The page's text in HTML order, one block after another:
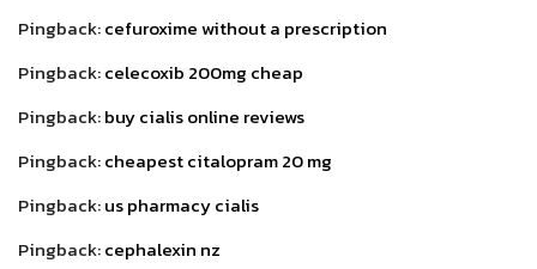
Pingback:cefuroxime without a prescription
Pingback:celecoxib 200mg cheap
Pingback:buy cialis online reviews
Pingback:cheapest citalopram 20 mg
Pingback:us pharmacy cialis
Pingback:cephalexin nz